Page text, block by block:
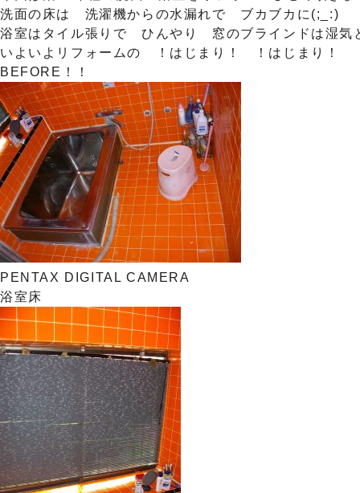
洗面の床は 洗濯機からの水漏れで ブカブカに(;_:)
浴室はタイル張りで ひんやり 窓のブラインドは湿気
いよいよリフォームの ！はじまり！ ！はじまり！
BEFORE！！
PENTAX DIGITAL CAMERA
浴室床